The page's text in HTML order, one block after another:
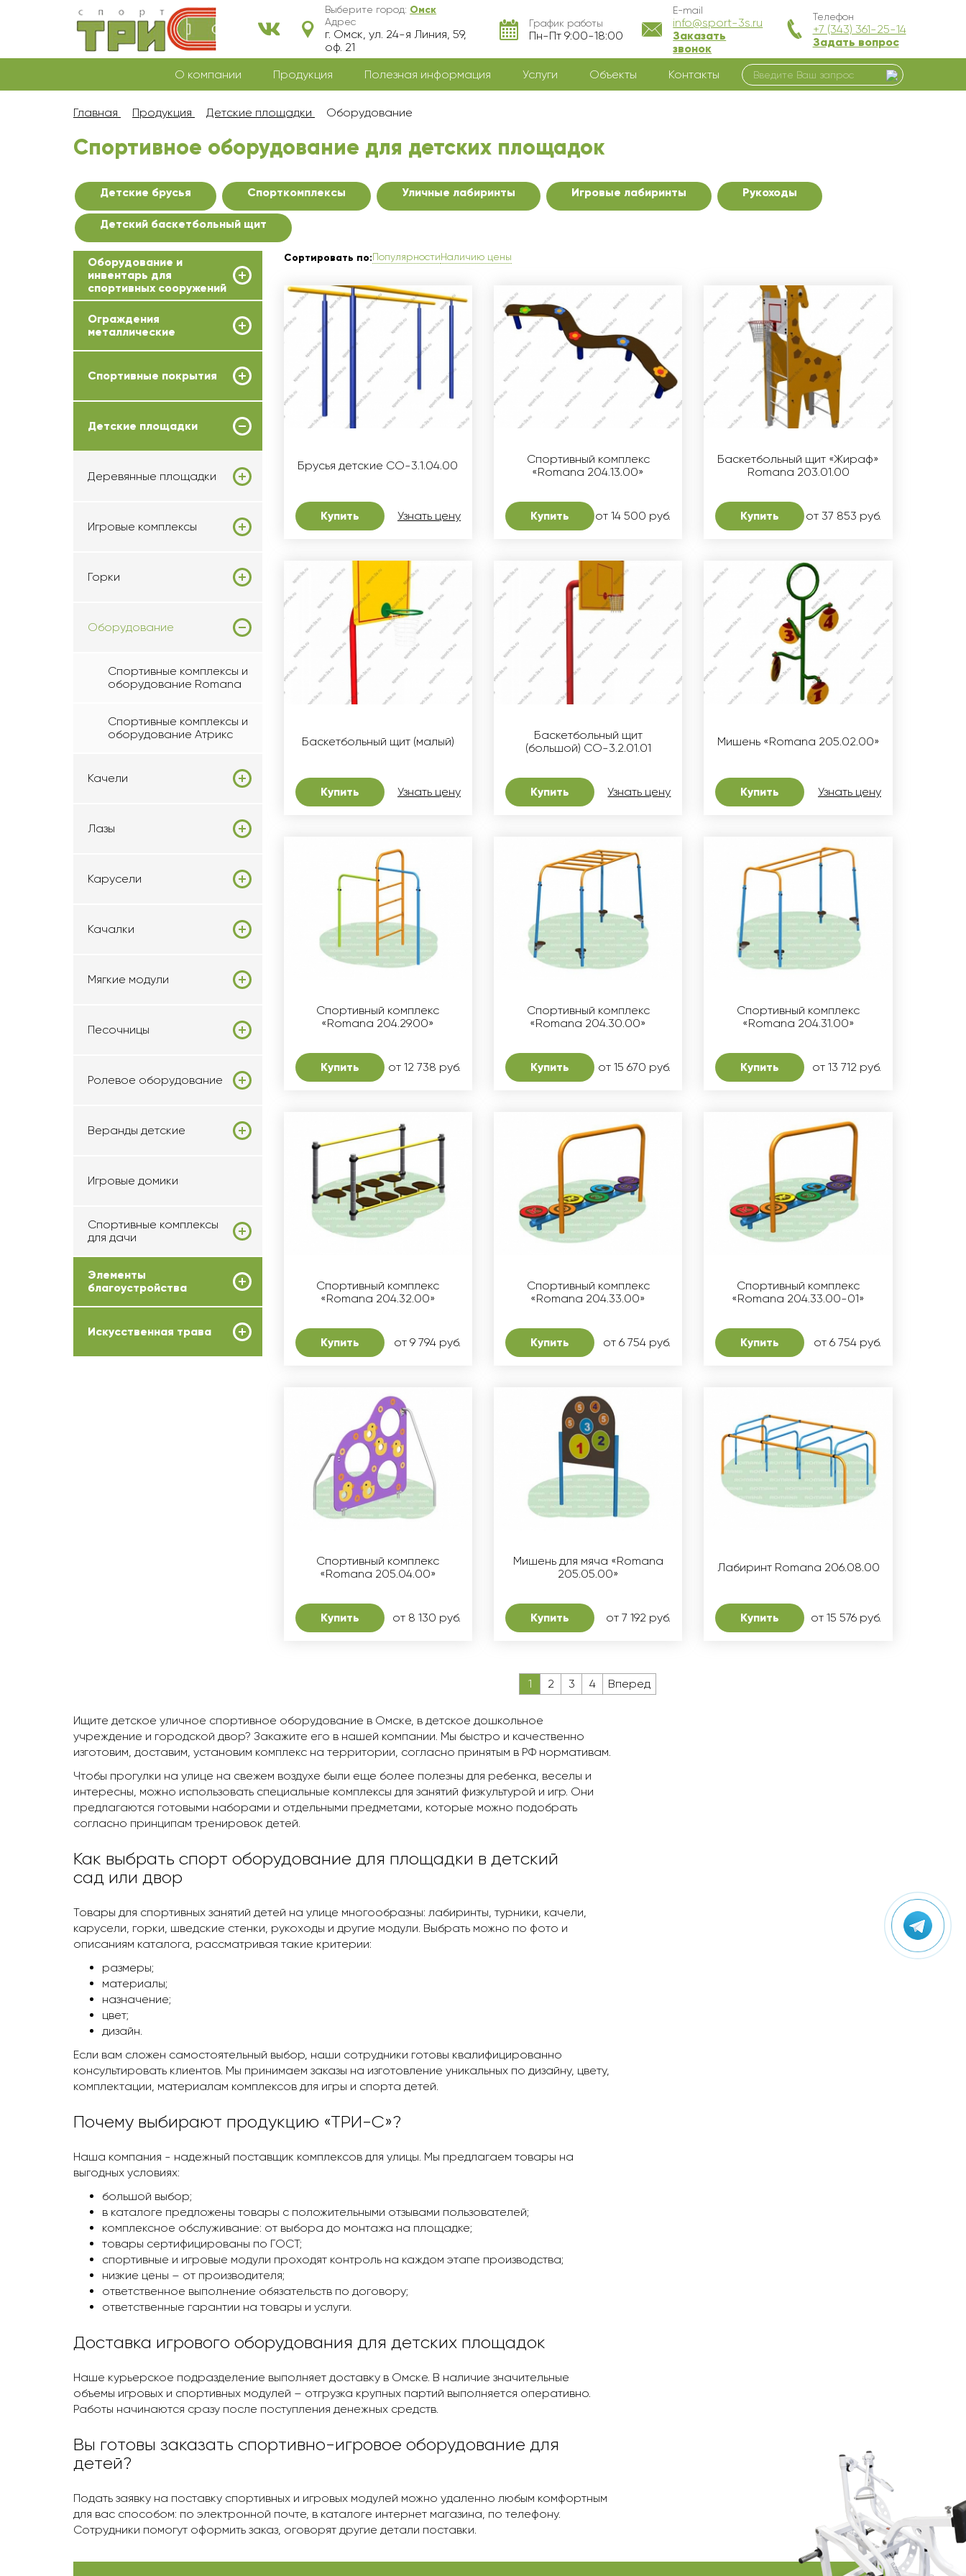
Выберите город: Омск
Адрес
г. Омск, ул. 24-я Линия, 59,
оф. 21
График работы
Пн-Пт 9:00-18:00
E-mail
info@sport-3s.ru
Заказать
звонок
Телефон
+7 (343) 361-25-14
Задать вопрос
О компании Продукция Полезная информация Услуги Объекты Контакты
Главная Продукция Детские площадки Оборудование
Спортивное оборудование для детских площадок
Детские брусья Спорткомплексы Уличные лабиринты Игровые лабиринты Рукоходы
Детский баскетбольный щит
Оборудование и
инвентарь для
спортивных сооружений
Ограждения
металлические
Спортивные покрытия
Детские площадки
Деревянные площадки
Игровые комплексы
Горки
Оборудование
Спортивные комплексы и
оборудование Romana
Спортивные комплексы и
оборудование Атрикс
Качели
Лазы
Карусели
Качалки
Мягкие модули
Песочницы
Ролевое оборудование
Веранды детские
Игровые домики
Спортивные комплексы
для дачи
Элементы
благоустройства
Искусственная трава
Сортировать по:ПопулярностиНаличию цены
Брусья детские СО-3.1.04.00
Купить Узнать цену
Спортивный комплекс
«Romana 204.13.00»
Купить от 14 500 руб.
Баскетбольный щит «Жираф»
Romana 203.01.00
Купить от 37 853 руб.
Баскетбольный щит (малый)
Купить Узнать цену
Баскетбольный щит
(большой) СО-3.2.01.01
Купить Узнать цену
Мишень «Romana 205.02.00»
Купить Узнать цену
Спортивный комплекс
«Romana 204.29.00»
Купить от 12 738 руб.
Спортивный комплекс
«Romana 204.30.00»
Купить от 15 670 руб.
Спортивный комплекс
«Romana 204.31.00»
Купить от 13 712 руб.
Спортивный комплекс
«Romana 204.32.00»
Купить от 9 794 руб.
Спортивный комплекс
«Romana 204.33.00»
Купить от 6 754 руб.
Спортивный комплекс
«Romana 204.33.00-01»
Купить от 6 754 руб.
Спортивный комплекс
«Romana 205.04.00»
Купить от 8 130 руб.
Мишень для мяча «Romana
205.05.00»
Купить от 7 192 руб.
Лабиринт Romana 206.08.00
Купить от 15 576 руб.
1 2 3 4 Вперед
Ищите детское уличное спортивное оборудование в Омскe, в детское дошкольное
учреждение и городской двор? Закажите его в нашей компании. Мы быстро и качественно
изготовим, доставим, установим комплекс на территории, согласно принятым в РФ нормативам.
Чтобы прогулки на улице на свежем воздухе были еще более полезны для ребенка, веселы и
интересны, можно использовать специальные комплексы для занятий физкультурой и игр. Они
предлагаются готовыми наборами и отдельными предметами, которые можно подобрать
согласно принципам тренировок детей.
Как выбрать спорт оборудование для площадки в детский
сад или двор
Товары для спортивных занятий детей на улице многообразны: лабиринты, турники, качели,
карусели, горки, шведские стенки, рукоходы и другие модули. Выбрать можно по фото и
описаниям каталога, рассматривая такие критерии:
размеры;
материалы;
назначение;
цвет;
дизайн.
Если вам сложен самостоятельный выбор, наши сотрудники готовы квалифицированно
консультировать клиентов. Мы принимаем заказы на изготовление уникальных по дизайну, цвету,
комплектации, материалам комплексов для игры и спорта детей.
Почему выбирают продукцию «ТРИ-С»?
Наша компания - надежный поставщик комплексов для улицы. Мы предлагаем товары на
выгодных условиях:
большой выбор;
в каталоге предложены товары с положительными отзывами пользователей;
комплексное обслуживание: от выбора до монтажа на площадке;
товары сертифицированы по ГОСТ;
спортивные и игровые модули проходят контроль на каждом этапе производства;
низкие цены – от производителя;
ответственное выполнение обязательств по договору;
ответственные гарантии на товары и услуги.
Доставка игрового оборудования для детских площадок
Наше курьерское подразделение выполняет доставку в Омскe. В наличие значительные
объемы игровых и спортивных модулей – отгрузка крупных партий выполняется оперативно.
Работы начинаются сразу после поступления денежных средств.
Вы готовы заказать спортивно-игровое оборудование для
детей?
Подать заявку на поставку спортивных и игровых модулей можно удаленно любым комфортным
для вас способом: по электронной почте, в каталоге интернет магазина, по телефону.
Сотрудники помогут оформить заказ, оговорят другие детали поставки.